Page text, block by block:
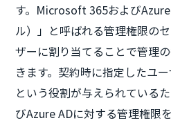
す。Microsoft 365および
ル）」と呼ばれる管理権限の
ザーに割り当てることで管理
きます。契約時に指定したユ
という役割が与えられている
びAzure ADに対する管理権限